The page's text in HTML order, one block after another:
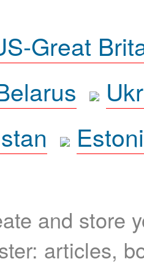
Great
and store
articles,